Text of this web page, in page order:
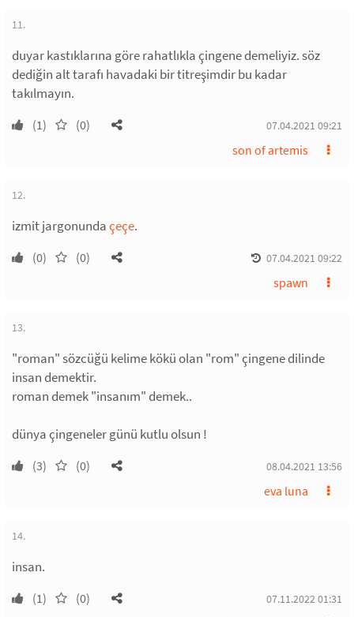
11.
duyar kastıklarına göre rahatlıkla çingene demeliyiz. söz
dediğin alt tarafı havadaki bir titreşimdir bu kadar
takılmayın.
(1) (0) 07.04.2021 09:21
son of artemis
12.
izmit jargonundaçeçe.
(0) (0) 07.04.2021 09:22
spawn
13.
"roman" sözcüğü kelime kökü olan "rom" çingene dilinde
insan demektir.
roman demek "insanım" demek..
dünya çingeneler günü kutlu olsun !
(3) (0) 08.04.2021 13:56
eva luna
14.
insan.
(1) (0) 07.11.2022 01:31